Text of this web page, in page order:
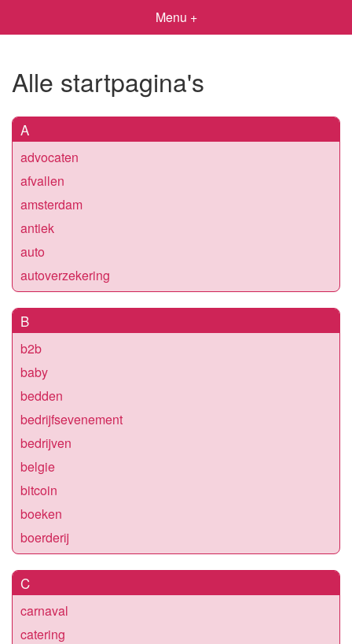
Menu +
Alle startpagina's
A
advocaten
afvallen
amsterdam
antiek
auto
autoverzekering
B
b2b
baby
bedden
bedrijfsevenement
bedrijven
belgie
bitcoin
boeken
boerderij
C
carnaval
catering